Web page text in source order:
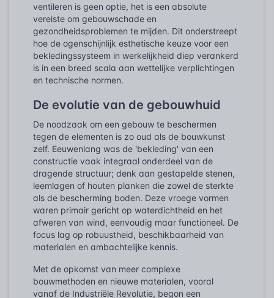
ventileren is geen optie, het is een absolute
vereiste om gebouwschade en
gezondheidsproblemen te mijden. Dit onderstreept
hoe de ogenschijnlijk esthetische keuze voor een
bekledingssysteem in werkelijkheid diep verankerd
is in een breed scala aan wettelijke verplichtingen
en technische normen.
De evolutie van de gebouwhuid
De noodzaak om een gebouw te beschermen
tegen de elementen is zo oud als de bouwkunst
zelf. Eeuwenlang was de 'bekleding' van een
constructie vaak integraal onderdeel van de
dragende structuur; denk aan gestapelde stenen,
leemlagen of houten planken die zowel de sterkte
als de bescherming boden. Deze vroege vormen
waren primair gericht op waterdichtheid en het
afweren van wind, eenvoudig maar functioneel. De
focus lag op robuustheid, beschikbaarheid van
materialen en ambachtelijke kennis.
Met de opkomst van meer complexe
bouwmethoden en nieuwe materialen, vooral
vanaf de Industriële Revolutie, begon een